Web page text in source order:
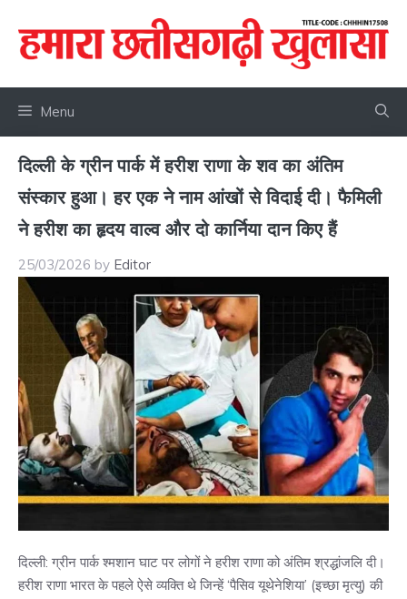
content
Menu
दिल्ली के ग्रीन पार्क में हरीश राणा के शव का अंतिम
संस्कार हुआ। हर एक ने नाम आंखों से विदाई दी। फैमिली
ने हरीश का हृदय वाल्व और दो कार्निया दान किए हैं
25/03/2026 by Editor
दिल्ली: ग्रीन पार्क श्मशान घाट पर लोगों ने हरीश राणा को अंतिम श्रद्धांजलि दी।
हरीश राणा भारत के पहले ऐसे व्यक्ति थे जिन्हें ‘पैसिव यूथेनेशिया’ (इच्छा मृत्यु) की